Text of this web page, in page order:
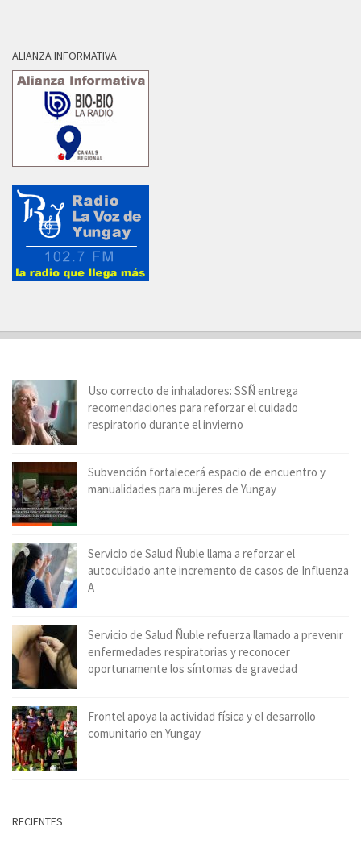
ALIANZA INFORMATIVA
Uso correcto de inhaladores: SSÑ entrega
recomendaciones para reforzar el cuidado
respiratorio durante el invierno
Subvención fortalecerá espacio de encuentro y
manualidades para mujeres de Yungay
Servicio de Salud Ñuble llama a reforzar el
autocuidado ante incremento de casos de Influenza
A
Servicio de Salud Ñuble refuerza llamado a prevenir
enfermedades respiratorias y reconocer
oportunamente los síntomas de gravedad
Frontel apoya la actividad física y el desarrollo
comunitario en Yungay
RECIENTES